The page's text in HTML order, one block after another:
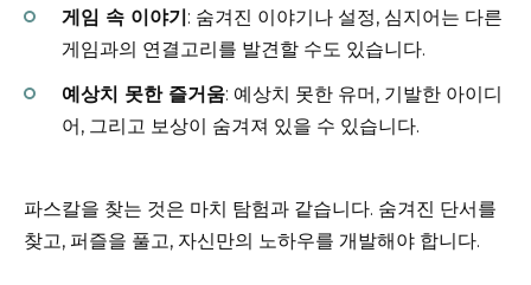
게임 속 이야기: 숨겨진 이야기나 설정, 심지어는 다른
게임과의 연결고리를 발견할 수도 있습니다.
예상치 못한 즐거움: 예상치 못한 유머, 기발한 아이디
어, 그리고 보상이 숨겨져 있을 수 있습니다.
파스칼을 찾는 것은 마치 탐험과 같습니다. 숨겨진 단서를
찾고, 퍼즐을 풀고, 자신만의 노하우를 개발해야 합니다.